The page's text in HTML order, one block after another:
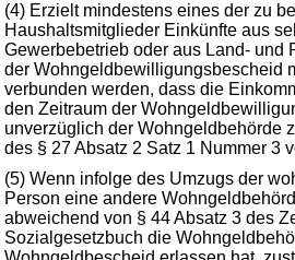
(4) Erzielt mindestens eines der zu
Haushaltsmitglieder Einkünfte aus
Gewerbebetrieb oder aus Land- und
der Wohngeldbewilligungsbescheid
verbunden werden, dass die
den Zeitraum der
unverzüglich der Wohngeldbehörde
des § 27 Absatz 2 Satz 1 Nummer 3
(5) Wenn infolge des Umzugs der
Person eine andere
abweichend von § 44 Absatz 3 des
Sozialgesetzbuch die